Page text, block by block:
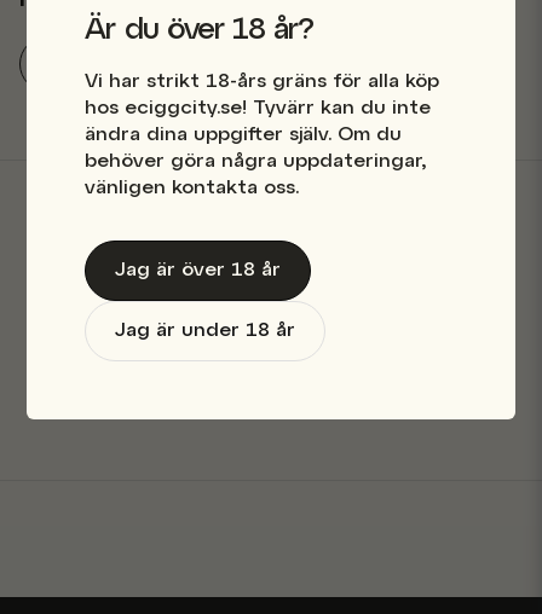
Ja, ni får publicera min fråga
Butik i Stockholm
Snabba leveranser
Är du över 18 år?
Vi har strikt 18-års gräns för alla köp
hos eciggcity.se! Tyvärr kan du inte
ändra dina uppgifter själv. Om du
behöver göra några uppdateringar,
vänligen kontakta oss.
Jag är över 18 år
Jag är under 18 år